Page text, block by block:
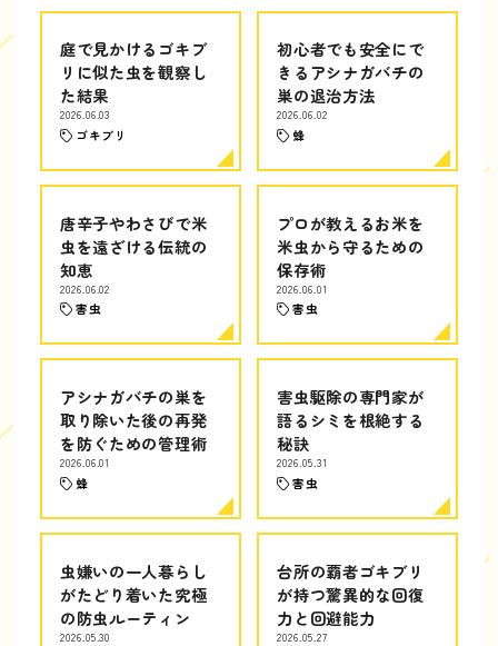
庭で見かけるゴキブ
リに似た虫を観察し
た結果
2026.06.03
ゴキブリ
初心者でも安全にで
きるアシナガバチの
巣の退治方法
2026.06.02
蜂
唐辛子やわさびで米
虫を遠ざける伝統の
知恵
2026.06.02
害虫
プロが教えるお米を
米虫から守るための
保存術
2026.06.01
害虫
アシナガバチの巣を
取り除いた後の再発
を防ぐための管理術
2026.06.01
蜂
害虫駆除の専門家が
語るシミを根絶する
秘訣
2026.05.31
害虫
虫嫌いの一人暮らし
がたどり着いた究極
の防虫ルーティン
2026.05.30
台所の覇者ゴキブリ
が持つ驚異的な回復
力と回避能力
2026.05.27